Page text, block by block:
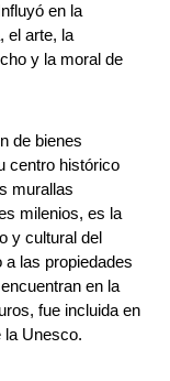
en la
el arte, la
y la moral de
de bienes
centro histórico
murallas
milenios, es la
y cultural del
a las propiedades
en la
fue incluida en
la Unesco.